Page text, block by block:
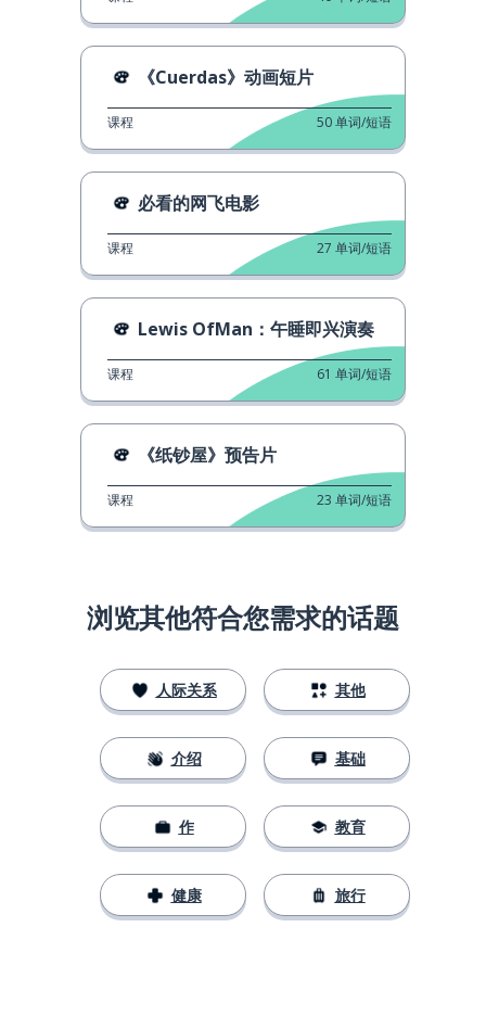
《Cuerdas》动画短片
课程 50单词/短语
必看的网飞电影
课程 27 单词/短语
Lewis OfMan：午睡即兴演奏
课程 61 单词/短语
《纸钞屋》预告片
课程 23 单词/短语
浏览其他符合您需求的话题
人际关系
介绍
作
健康
其他
基础
教育
旅行